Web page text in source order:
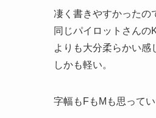
凄く書きやすかったの
同じパイロットさん
よりも大分柔らかい感
しかも軽い。
字幅もFもMも思って